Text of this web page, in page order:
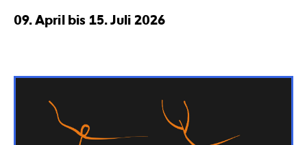
09. April bis 15. Juli 2026